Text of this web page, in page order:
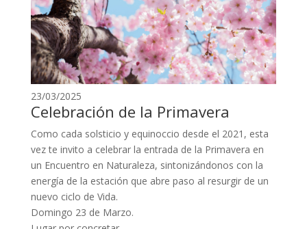
23/03/2025
Celebración de la Primavera
Como cada solsticio y equinoccio desde el 2021, esta
vez te invito a celebrar la entrada de la Primavera en
un Encuentro en Naturaleza, sintonizándonos con la
energía de la estación que abre paso al resurgir de un
nuevo ciclo de Vida.
Domingo 23 de Marzo.